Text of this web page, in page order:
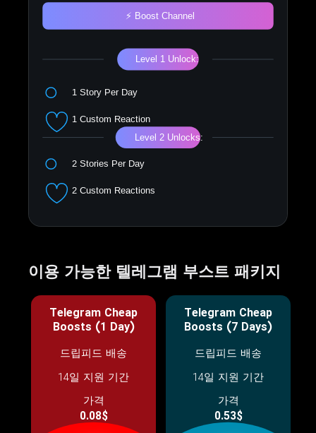
이용 가능한 텔레그램 부스트 패키지
Telegram Cheap
Boosts (1 Day)
드립피드 배송
14일 지원 기간
가격
0.08$
Telegram Cheap
Boosts (7 Days)
드립피드 배송
14일 지원 기간
가격
0.53$